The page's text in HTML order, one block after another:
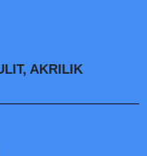
AKRILIK